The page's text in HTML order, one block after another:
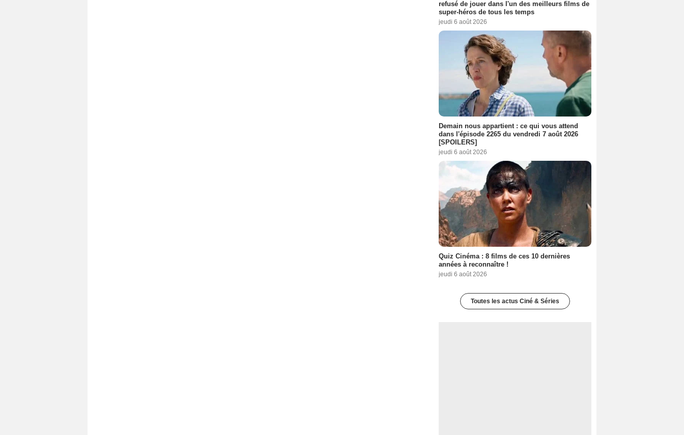
refusé de jouer dans l'un des meilleurs films de
super-héros de tous les temps
jeudi 6 août 2026
Demain nous appartient : ce qui vous attend
dans l'épisode 2265 du vendredi 7 août 2026
[SPOILERS]
jeudi 6 août 2026
Quiz Cinéma : 8 films de ces 10 dernières
années à reconnaître !
jeudi 6 août 2026
Toutes les actus Ciné & Séries